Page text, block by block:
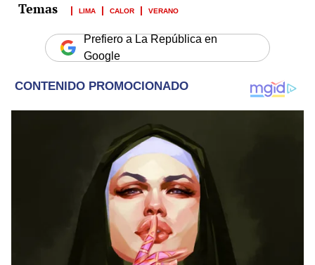
LIMA CALOR VERANO
Prefiero a La República en
Google